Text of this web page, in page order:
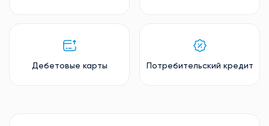
Дебетовые карты Потребительский кредит